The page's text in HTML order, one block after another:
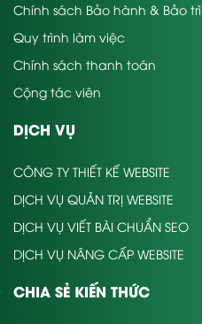
Chính sách Bảo hành & Bảo trì
Quy trình làm việc
Chính sách thanh toán
Cộng tác viên
DỊCH VỤ
CÔNG TY THIẾT KẾ WEBSITE
DỊCH VỤ QUẢN TRỊ WEBSITE
DỊCH VỤ VIẾT BÀI CHUẨN SEO
DỊCH VỤ NÂNG CẤP WEBSITE
CHIA SẺ KIẾN THỨC